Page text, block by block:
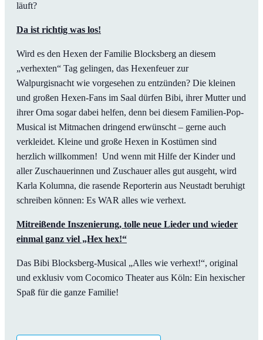
läuft?
Da ist richtig was los!
Wird es den Hexen der Familie Blocksberg an diesem
„verhexten“ Tag gelingen, das Hexenfeuer zur
Walpurgisnacht wie vorgesehen zu entzünden? Die kleinen
und großen Hexen-Fans im Saal dürfen Bibi, ihrer Mutter und
ihrer Oma sogar dabei helfen, denn bei diesem Familien-Pop-
Musical ist Mitmachen dringend erwünscht – gerne auch
verkleidet. Kleine und große Hexen in Kostümen sind
herzlich willkommen! Und wenn mit Hilfe der Kinder und
aller Zuschauerinnen und Zuschauer alles gut ausgeht, wird
Karla Kolumna, die rasende Reporterin aus Neustadt beruhigt
schreiben können: Es WAR alles wie verhext.
Mitreißende Inszenierung, tolle neue Lieder und wieder
einmal ganz viel „Hex hex!“
Das Bibi Blocksberg-Musical „Alles wie verhext!“, original
und exklusiv vom Cocomico Theater aus Köln: Ein hexischer
Spaß für die ganze Familie!